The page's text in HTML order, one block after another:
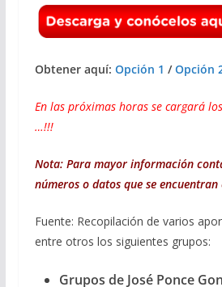
Obtener aquí: Opción 1 /Opción
En las próximas horas se cargará
…!!!
Nota: Para mayor información
números o datos que se encuentran
Fuente: Recopilación de varios
entre otros los siguientes grupos:
Grupos de José Ponce